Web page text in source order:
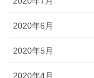
2020年6月
2020年5月
2020年4月